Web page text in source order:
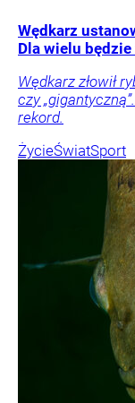
Wędkarz
Dla wielu
Wędkarz złowił
czy
rekord.
ŻycieŚwiatSport